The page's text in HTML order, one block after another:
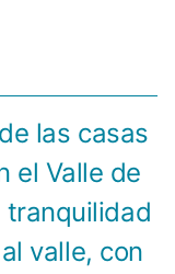
las casas
el Valle de
tranquilidad
valle, con